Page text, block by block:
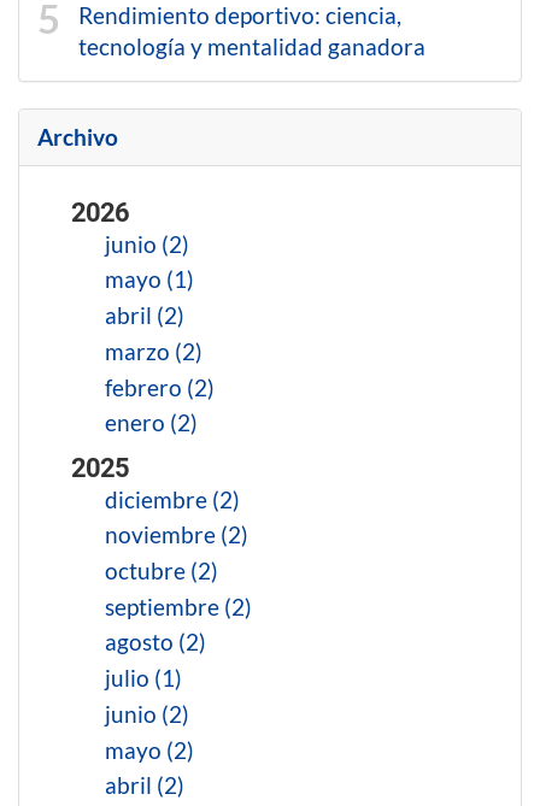
Rendimiento deportivo: ciencia,
tecnología y mentalidad ganadora
Archivo
2026
junio (2)
mayo (1)
abril (2)
marzo (2)
febrero (2)
enero (2)
2025
diciembre (2)
noviembre (2)
octubre (2)
septiembre (2)
agosto (2)
julio (1)
junio (2)
mayo (2)
abril (2)